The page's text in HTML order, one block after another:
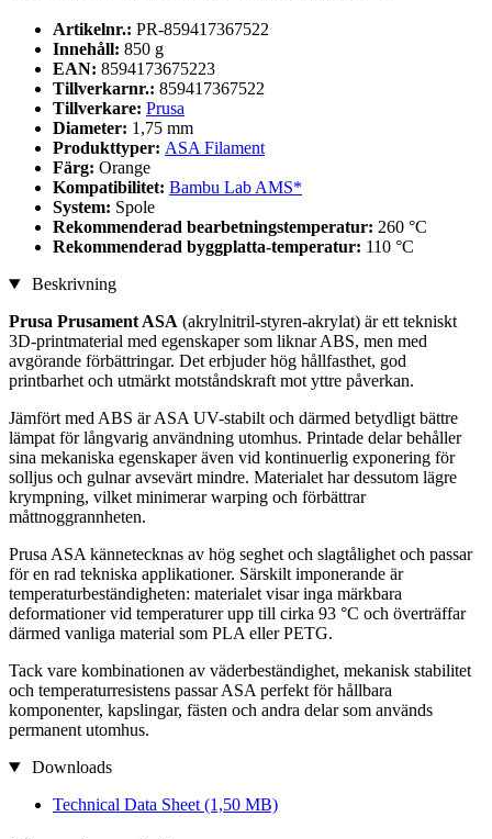
Artikelnr.: PR-859417367522
Innehåll: 850 g
EAN: 8594173675223
Tillverkarnr.: 859417367522
Tillverkare: Prusa
Diameter: 1,75 mm
Produkttyper: ASA Filament
Färg: Orange
Kompatibilitet: Bambu Lab AMS*
System: Spole
Rekommenderad bearbetningstemperatur: 260 °C
Rekommenderad byggplatta-temperatur: 110 °C
Beskrivning
Prusa Prusament ASA (akrylnitril-styren-akrylat) är ett tekniskt
3D-printmaterial med egenskaper som liknar ABS, men med
avgörande förbättringar. Det erbjuder hög hållfasthet, god
printbarhet och utmärkt motståndskraft mot yttre påverkan.
Jämfört med ABS är ASA UV-stabilt och därmed betydligt bättre
lämpat för långvarig användning utomhus. Printade delar behåller
sina mekaniska egenskaper även vid kontinuerlig exponering för
solljus och gulnar avsevärt mindre. Materialet har dessutom lägre
krympning, vilket minimerar warping och förbättrar
måttnoggrannheten.
Prusa ASA kännetecknas av hög seghet och slagtålighet och passar
för en rad tekniska applikationer. Särskilt imponerande är
temperaturbeständigheten: materialet visar inga märkbara
deformationer vid temperaturer upp till cirka 93 °C och överträffar
därmed vanliga material som PLA eller PETG.
Tack vare kombinationen av väderbeständighet, mekanisk stabilitet
och temperaturresistens passar ASA perfekt för hållbara
komponenter, kapslingar, fästen och andra delar som används
permanent utomhus.
Downloads
Technical Data Sheet (1,50 MB)